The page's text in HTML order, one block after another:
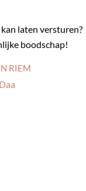
RIEM
laten versturen?
boodschap!